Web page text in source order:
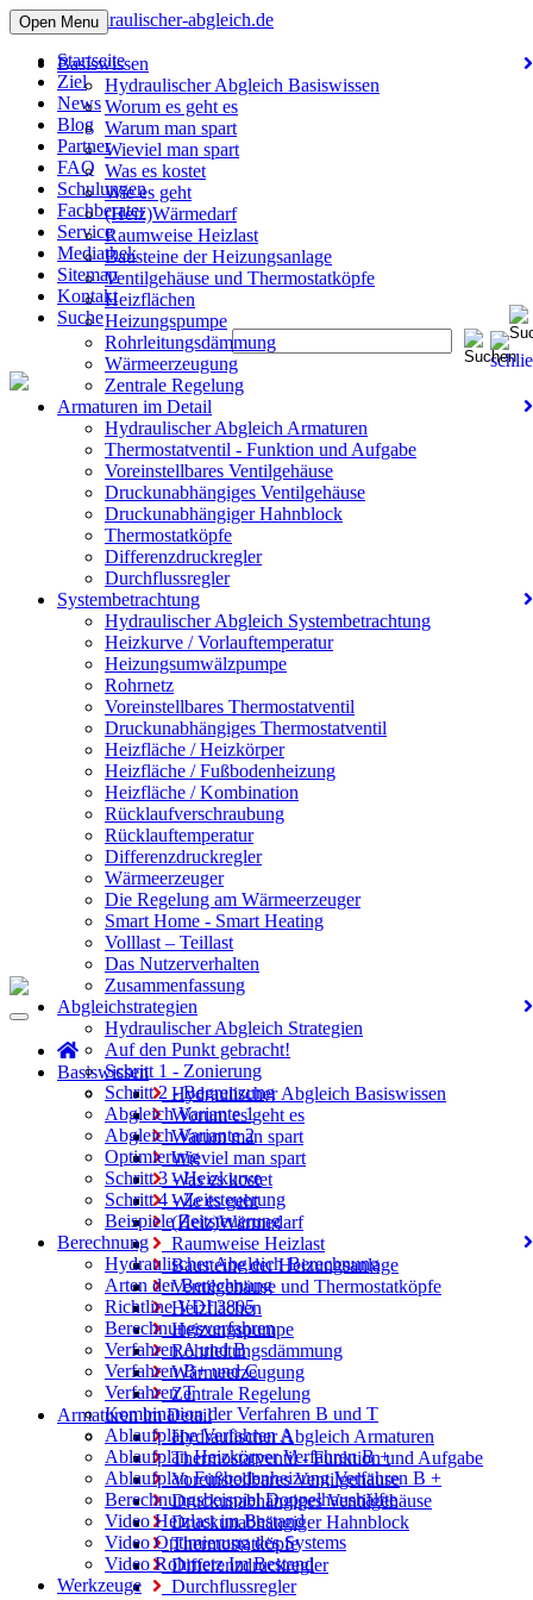
Open Menu
Basiswissen
Hydraulischer Abgleich Basiswissen
Worum es geht es
Warum man spart
Wieviel man spart
Was es kostet
Wie es geht
(Heiz)Wärmedarf
Raumweise Heizlast
Bausteine der Heizungsanlage
Ventilgehäuse und Thermostatköpfe
Heizflächen
Heizungspumpe
Rohrleitungsdämmung
Wärmeerzeugung
Zentrale Regelung
Armaturen im Detail
Hydraulischer Abgleich Armaturen
Thermostatventil - Funktion und Aufgabe
Voreinstellbares Ventilgehäuse
Druckunabhängiges Ventilgehäuse
Druckunabhängiger Hahnblock
Thermostatköpfe
Differenzdruckregler
Durchflussregler
Systembetrachtung
Hydraulischer Abgleich Systembetrachtung
Heizkurve / Vorlauftemperatur
Heizungsumwälzpumpe
Rohrnetz
Voreinstellbares Thermostatventil
Druckunabhängiges Thermostatventil
Heizfläche / Heizkörper
Heizfläche / Fußbodenheizung
Heizfläche / Kombination
Rücklaufverschraubung
Rücklauftemperatur
Differenzdruckregler
Wärmeerzeuger
Die Regelung am Wärmeerzeuger
Smart Home - Smart Heating
Volllast – Teillast
Das Nutzerverhalten
Zusammenfassung
Abgleichstrategien
Hydraulischer Abgleich Strategien
Auf den Punkt gebracht!
Schritt 1 - Zonierung
Schritt 2 - Begrenzung
Abgleich Variante 1
Abgleich Variante 2
Optimierung
Schritt 3 - Heizkurve
Schritt 4 - Zeitsteuerung
Beispiele Zeitsteuerung
Berechnung
Hydraulischer Abgleich Berechnung
Arten der Berechnung
Richtline VDI 3805
Berechnungsverfahren
Verfahren A und B
Verfahren B+ und C
Verfahren T
Kombination der Verfahren B und T
Ablaufpläne Verfahren A
Ablaufplan Heizkörper Verfahren B +
Ablaufplan Fußbodenheizung Verfahren B +
Berechnungsbeispiel Doppelhaushälfte
Video Heizlast im Bestand
Video Optimierung des Systems
Video Rohrnetz Im Bestand
Werkzeuge
info@hydraulischer-abgleich.de
Startseite
Ziel
News
Blog
Partner
FAQ
Schulungen
Fachberater
Service
Mediathek
Sitemap
Kontakt
Suche
Toggle
navigation
Basiswissen
Hydraulischer Abgleich Basiswissen
Worum es geht es
Warum man spart
Wieviel man spart
Was es kostet
Wie es geht
(Heiz)Wärmedarf
Raumweise Heizlast
Bausteine der Heizungsanlage
Ventilgehäuse und Thermostatköpfe
Heizflächen
Heizungspumpe
Rohrleitungsdämmung
Wärmeerzeugung
Zentrale Regelung
Armaturen im Detail
Hydraulischer Abgleich Armaturen
Thermostatventil - Funktion und Aufgabe
Voreinstellbares Ventilgehäuse
Druckunabhängiges Ventilgehäuse
Druckunabhängiger Hahnblock
Thermostatköpfe
Differenzdruckregler
Durchflussregler